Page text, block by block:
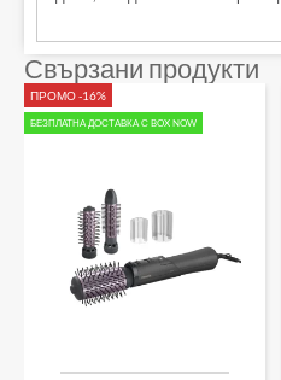
Свързани продукти
ПРОМО -16%
БЕЗПЛАТНА ДОСТАВКА С BOX NOW